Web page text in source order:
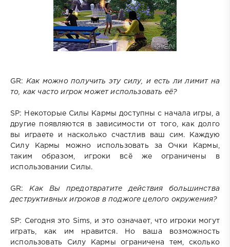
GR: Как можно получить эту силу, и есть ли лимит на
то, как часто игрок может использовать её?
SP: Некоторые Силы Кармы доступны с начала игры, а
другие появляются в зависимости от того, как долго
вы играете и насколько счастлив ваш сим. Каждую
Силу Кармы можно использовать за Очки Кармы,
таким образом, игроки всё же ограничены в
использовании Силы.
GR:Как Вы предотвратите действия большинства
деструктивных игроков в поджоге целого окружения?
SP: Сегодня это Sims, и это означает, что игроки могут
играть, как им нравится. Но ваша возможность
использовать Силу Кармы ограничена тем, сколько